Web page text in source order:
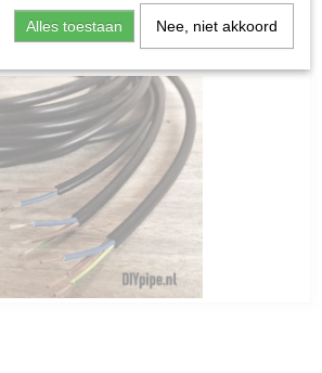
Alles toestaan Nee, niet akkoord